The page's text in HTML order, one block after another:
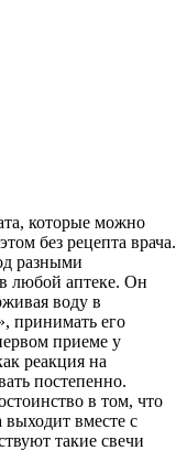
которые можно
без рецепта врача.
разными
любой аптеке. Он
воду в
принимать его
приеме у
реакция на
постепенно.
в том, что
выходит вместе с
такие свечи